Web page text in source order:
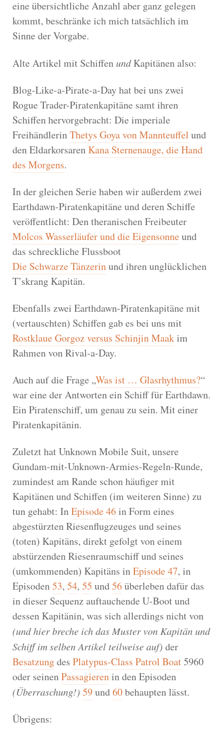
eine übersichtliche Anzahl aber ganz gelegen
kommt, beschränke ich mich tatsächlich im
Sinne der Vorgabe.
Alte Artikel mit Schiffen undKapitänen also:
Blog-Like-a-Pirate-a-Day hat bei uns zwei
Rogue Trader-Piratenkapitäne samt ihren
Schiffen hervorgebracht: Die imperiale
FreihändlerinThetys Goya von Mannteuffel und
den EldarkorsarenKana Sternenauge, die Hand
des Morgens.
In der gleichen Serie haben wir außerdem zwei
Earthdawn-Piratenkapitäne und deren Schiffe
veröffentlicht: Den theranischen Freibeuter
Molcos Wasserläufer und die Eigensonneund
das schreckliche Flussboot
Die Schwarze Tänzerinund ihren unglücklichen
T’skrang Kapitän.
Ebenfalls zwei Earthdawn-Piratenkapitäne mit
(vertauschten) Schiffen gab es bei uns mit
Rostklaue Gorgoz versus Schinjin Maakim
Rahmen von Rival-a-Day.
Auch auf die Frage „Was ist … Glasrhythmus?“
war eine der Antworten ein Schiff für Earthdawn.
Ein Piratenschiff, um genau zu sein. Mit einer
Piratenkapitänin.
Zuletzt hat Unknown Mobile Suit, unsere
Gundam-mit-Unknown-Armies-Regeln-Runde,
zumindest am Rande schon häufiger mit
Kapitänen und Schiffen (im weiteren Sinne) zu
tun gehabt: InEpisode 46in Form eines
abgestürzten Riesenflugzeuges und seines
(toten) Kapitäns, direkt gefolgt von einem
abstürzenden Riesenraumschiff und seines
(umkommenden) Kapitäns inEpisode 47, in
Episoden53, 54, 55 und56überleben dafür das
in dieser Sequenz auftauchende U-Boot und
dessen Kapitänin, was sich allerdings nicht von
(und hier breche ich das Muster von Kapitän und
Schiff im selben Artikel teilweise auf) der
Besatzungdes Platypus-Class Patrol Boat5960
oder seinenPassagierenin den Episoden
(Überraschung!) 59 und60behaupten lässt.
Übrigens: